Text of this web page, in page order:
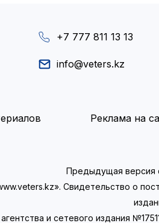
+7 777 811 13 13
info@veters.kz
Реклама на
Предыдущая версия
Свидетельство о
и сетевого издания